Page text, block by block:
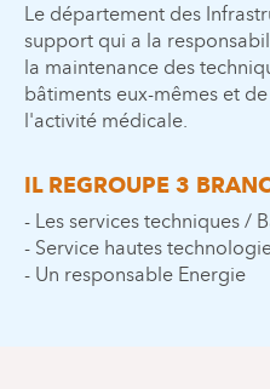
Le département des
support qui a la
la maintenance des
bâtiments eux-mêmes et
l'activité médicale.
IL REGROUPE 3
- Les services techniques /
- Service hautes
- Un responsable Energie